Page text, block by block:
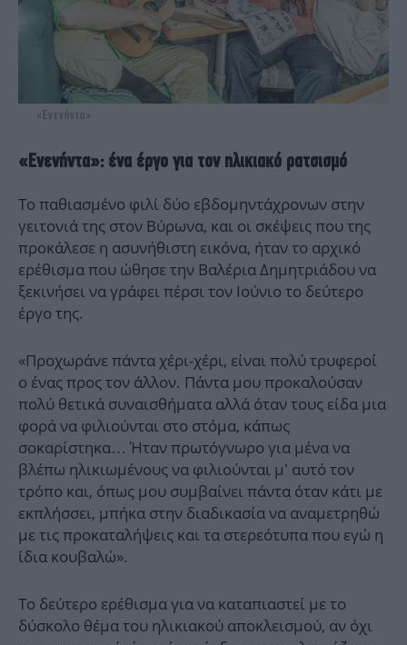
«Ενενήντα»
«Ενενήντα»: ένα έργο για τον ηλικιακό ρατσισμό
Το παθιασμένο φιλί δύο εβδομηντάχρονων στην
γειτονιά της στον Βύρωνα, και οι σκέψεις που της
προκάλεσε η ασυνήθιστη εικόνα, ήταν το αρχικό
ερέθισμα που ώθησε την Βαλέρια Δημητριάδου να
ξεκινήσει να γράφει πέρσι τον Ιούνιο το δεύτερο
έργο της.
«Προχωράνε πάντα χέρι-χέρι, είναι πολύ τρυφεροί
ο ένας προς τον άλλον. Πάντα μου προκαλούσαν
πολύ θετικά συναισθήματα αλλά όταν τους είδα μια
φορά να φιλιούνται στο στόμα, κάπως
σοκαρίστηκα… Ήταν πρωτόγνωρο για μένα να
βλέπω ηλικιωμένους να φιλιούνται μ’ αυτό τον
τρόπο και, όπως μου συμβαίνει πάντα όταν κάτι με
εκπλήσσει, μπήκα στην διαδικασία να αναμετρηθώ
με τις προκαταλήψεις και τα στερεότυπα που εγώ η
ίδια κουβαλώ».
Το δεύτερο ερέθισμα για να καταπιαστεί με το
δύσκολο θέμα του ηλικιακού αποκλεισμού, αν όχι